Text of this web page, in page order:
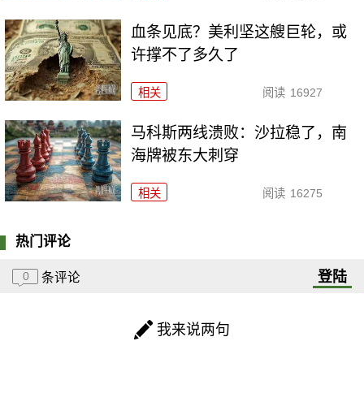
血条见底？美利坚这艘巨轮，或
许撑不了多久了
相关 阅读 16927
马科斯两线溃败：沙拉稳了，南
海牌被东大刺穿
相关 阅读 16275
热门评论
0 条评论 登陆
我来说两句